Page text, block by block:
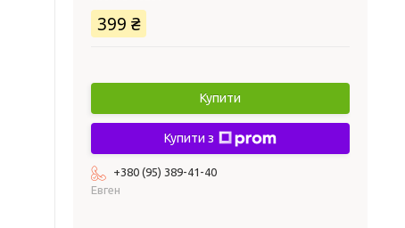
399 ₴
Купити
Купити з
+380 (95) 389-41-40
Евген